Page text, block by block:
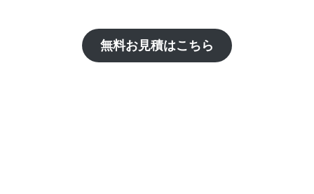
無料お見積はこちら